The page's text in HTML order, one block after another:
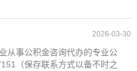
2026-03-30
从事公积金咨询代办的专业公
（保存联系方式以备不时之